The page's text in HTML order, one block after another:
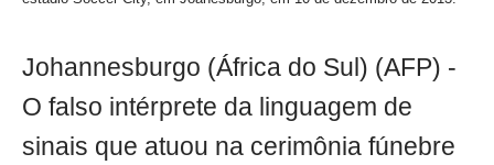
Johannesburgo (África do Sul) (AFP) -
O falso intérprete da linguagem de
sinais que atuou na cerimônia fúnebre